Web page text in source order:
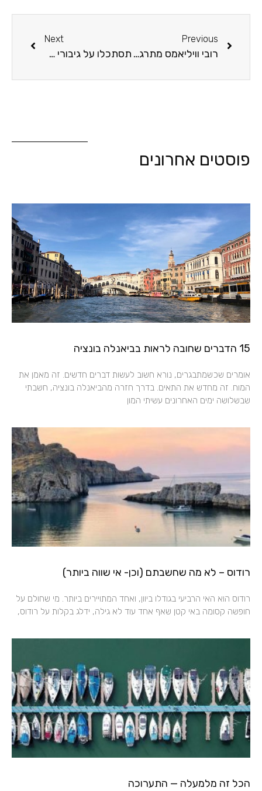
Previous
רובי וויליאמס מתרגש בלונדון – ביקורת הופעה
Next
תסתכלו על גיבורי התרבות שלנו ותראו אותנו
פוסטים אחרונים
15 הדברים שחובה לראות בביאנלה בונציה
אומרים שכשמתבגרים, נורא חשוב לעשות דברים חדשים. זה מאמן את
המוח. זה מחדש את התאים. בדרך חזרה מהביאנלה בונציה, חשבתי
שבשלושה ימים האחרונים עשיתי המון
רודוס – לא מה שחשבתם (וכן- אי שווה ביותר)
רודוס הוא האי הרביעי בגודלו ביוון, ואחד המתויירים ביותר. מי שחולם על
חופשה קסומה באי קטן שאף אחד עוד לא גילה, ידלג בקלות על רודוס,
הכל זה מלמעלה — התערוכה